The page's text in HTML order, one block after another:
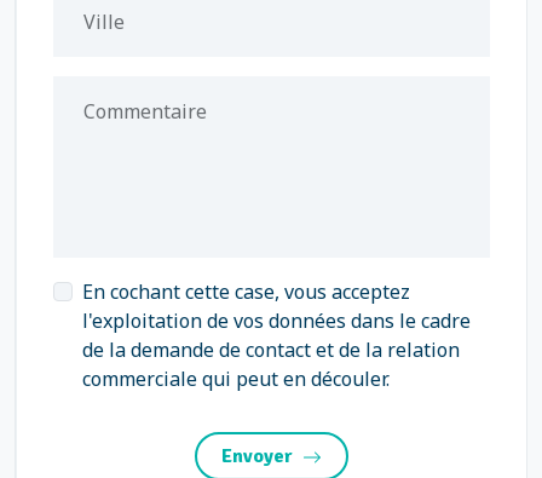
Ville
Commentaire
En cochant cette case, vous acceptez
l'exploitation de vos données dans le cadre
de la demande de contact et de la relation
commerciale qui peut en découler.
Envoyer